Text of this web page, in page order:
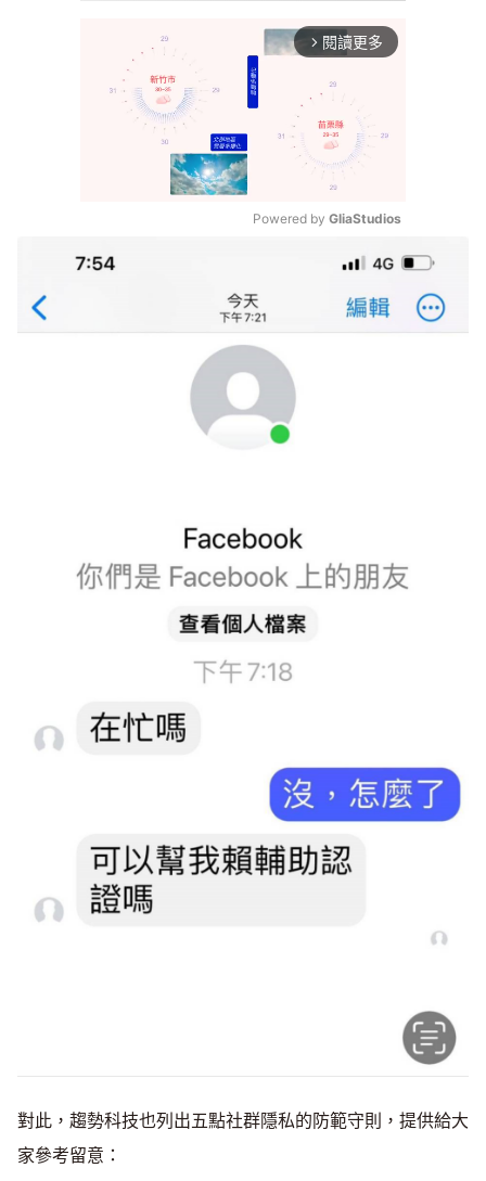
arrow_forward_ios 閱讀更多
Mute
Powered by GliaStudios
對此，趨勢科技也列出五點社群隱私的防範守則，提供給大
家參考留意：